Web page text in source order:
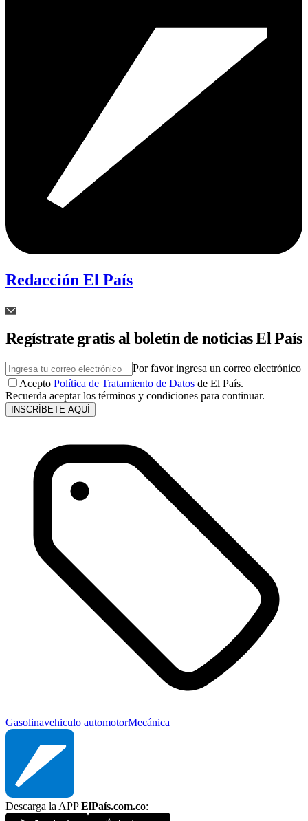
Redacción El País
Regístrate gratis al boletín de noticias El País
Por favor ingresa un correo electrónico
Acepto Política de Tratamiento de Datos de El País.
Recuerda aceptar los términos y condiciones para continuar.
INSCRÍBETE AQUÍ
Gasolinavehiculo automotorMecánica
Descarga la APPElPaís.com.co: